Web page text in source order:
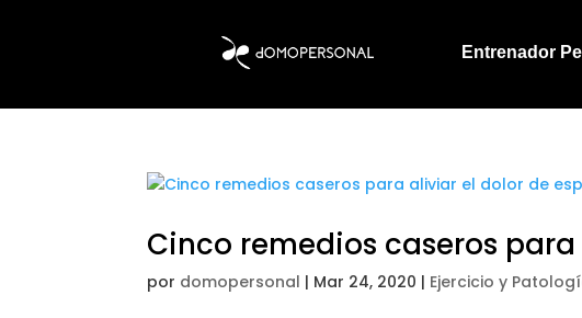
Entrenador
Cinco remedios caseros
por domopersonal | Mar 24, 2020 | Ejercicio y